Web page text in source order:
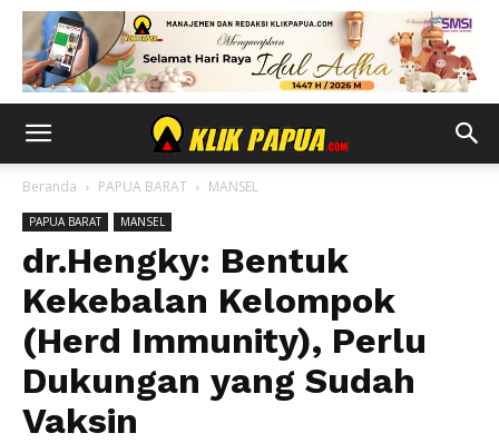
Beranda PAPUA BARAT MANSEL
PAPUA BARAT MANSEL
dr.Hengky: Bentuk
Kekebalan Kelompok
(Herd Immunity), Perlu
Dukungan yang Sudah
Vaksin